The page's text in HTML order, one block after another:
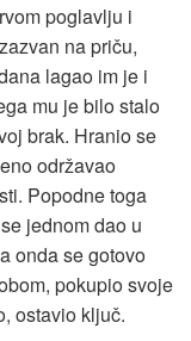
poglavlju i
na priču,
lagao im je i
mu je bilo stalo
brak. Hranio se
održavao
Popodne toga
jednom dao u
onda se gotovo
pokupio svoje
ostavio ključ.